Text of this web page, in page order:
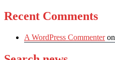
Recent Comments
A WordPress Commenteron